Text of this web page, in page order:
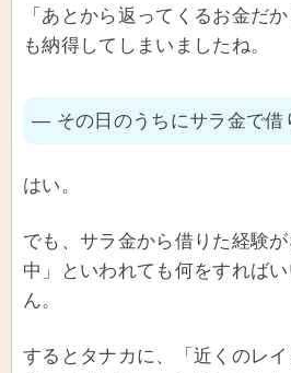
「あとから返ってくるお金だ
も納得してしまいましたね。
― その日のうちにサラ金で借
はい。
でも、サラ金から借りた経験
中」といわれても何をすれば
ん。
するとタナカに、「近くのレ